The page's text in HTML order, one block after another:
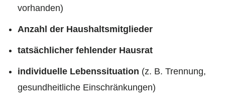
vorhanden)
Anzahl der Haushaltsmitglieder
tatsächlicher fehlender Hausrat
individuelle Lebenssituation (z. B. Trennung,
gesundheitliche Einschränkungen)